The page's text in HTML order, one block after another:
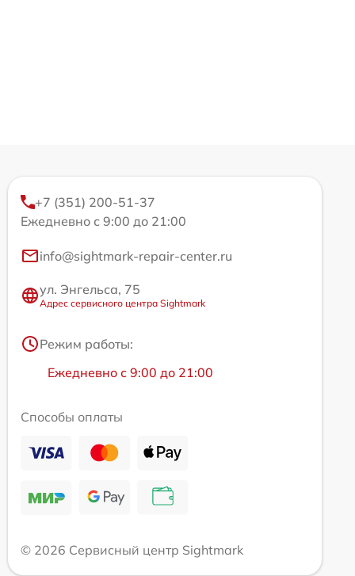
+7 (351) 200-51-37
Ежедневно с 9:00 до 21:00
info@sightmark-repair-center.ru
ул. Энгельса, 75
Адрес сервисного центра Sightmark
Режим работы:
Ежедневно с 9:00 до 21:00
Способы оплаты
© 2026 Сервисный центр Sightmark